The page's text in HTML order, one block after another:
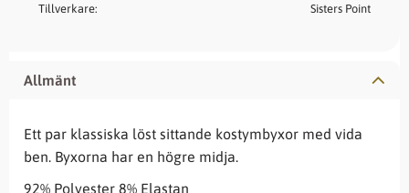
Tillverkare
Sisters Point
Allmänt
Ett par klassiska löst sittande kostymbyxor med vida
ben. Byxorna har en högre midja.
92% Polyester 8% Elastan